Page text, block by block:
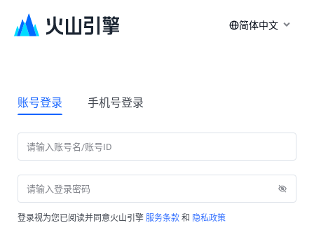
简体中文
账号登录 手机号登录
登录视为您已阅读并同意火山引擎 服务条款 和 隐私政策